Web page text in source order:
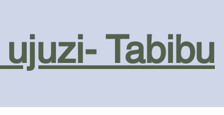
Tabibu